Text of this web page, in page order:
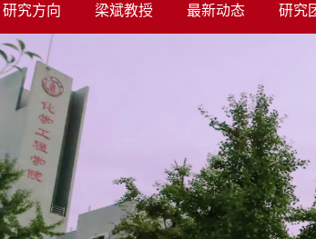
研究方向 梁斌教授 最新动态 研究